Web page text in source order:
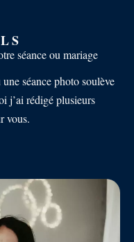
séance ou mariage
séance photo soulève
j’ai rédigé plusieurs
vous.